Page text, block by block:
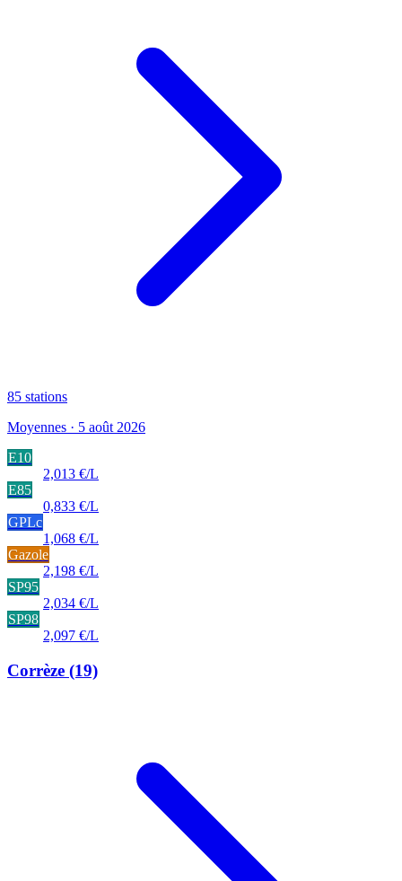
85 stations
Moyennes · 5 août 2026
E10
2,013 €/L
E85
0,833 €/L
GPLc
1,068 €/L
Gazole
2,198 €/L
SP95
2,034 €/L
SP98
2,097 €/L
Corrèze (19)